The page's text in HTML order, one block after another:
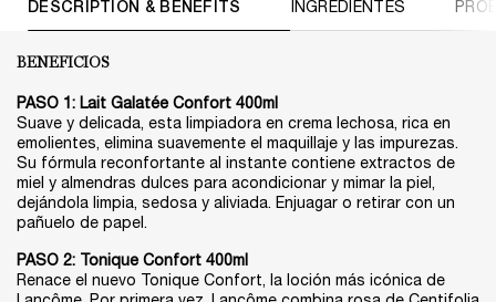
DESCRIPTION & BENEFITS INGREDIENTES
BENEFICIOS
PASO 1: Lait Galatée Confort 400ml​
Suave y delicada, esta limpiadora en crema lechosa, rica en
emolientes, elimina suavemente el maquillaje y las impurezas.
Su fórmula reconfortante al instante contiene extractos de
miel y almendras dulces para acondicionar y mimar la piel,
dejándola limpia, sedosa y aliviada. Enjuagar o retirar con un
pañuelo de papel.​
PASO 2: Tonique Confort 400ml​
Renace el nuevo Tonique Confort, la loción más icónica de